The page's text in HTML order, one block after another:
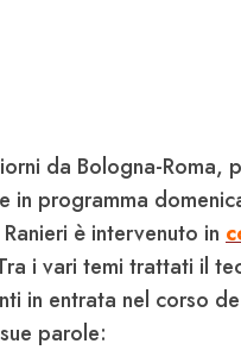
da Bologna-Roma,
in programma
Ranieri è intervenuto in
i vari temi trattati il
in entrata nel corso
parole: